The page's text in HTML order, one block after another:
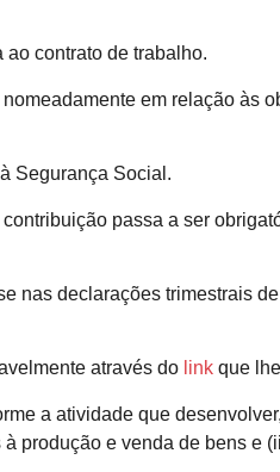
contrato de trabalho.
em relação às
Segurança Social.
passa a ser
nas declarações trimestrais
através do link que
a atividade que
produção e venda de bens e